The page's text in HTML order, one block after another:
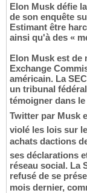
Elon Musk défie
de son enquête
Estimant être
ainsi qu'à des «
Elon Musk est de
Exchange
américain. La
un tribunal
témoigner dans le
Twitter par Musk
violé les lois sur
achats dactions
ses déclarations
réseau social. La
refusé de se
mois dernier,